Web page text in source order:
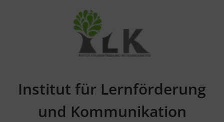
Institut für Lernförderung
und Kommunikation